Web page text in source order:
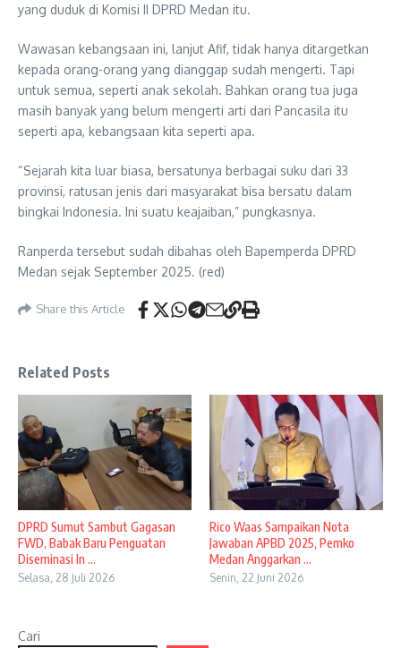
yang duduk di Komisi II DPRD Medan itu.
Wawasan kebangsaan ini, lanjut Afif, tidak hanya ditargetkan
kepada orang-orang yang dianggap sudah mengerti. Tapi
untuk semua, seperti anak sekolah. Bahkan orang tua juga
masih banyak yang belum mengerti arti dari Pancasila itu
seperti apa, kebangsaan kita seperti apa.
“Sejarah kita luar biasa, bersatunya berbagai suku dari 33
provinsi, ratusan jenis dari masyarakat bisa bersatu dalam
bingkai Indonesia. Ini suatu keajaiban,” pungkasnya.
Ranperda tersebut sudah dibahas oleh Bapemperda DPRD
Medan sejak September 2025. (red)
Share this Article
Related Posts
DPRD Sumut Sambut Gagasan
FWD, Babak Baru Penguatan
Diseminasi In ...
Selasa, 28 Juli 2026
Rico Waas Sampaikan Nota
Jawaban APBD 2025, Pemko
Medan Anggarkan ...
Senin, 22 Juni 2026
Cari